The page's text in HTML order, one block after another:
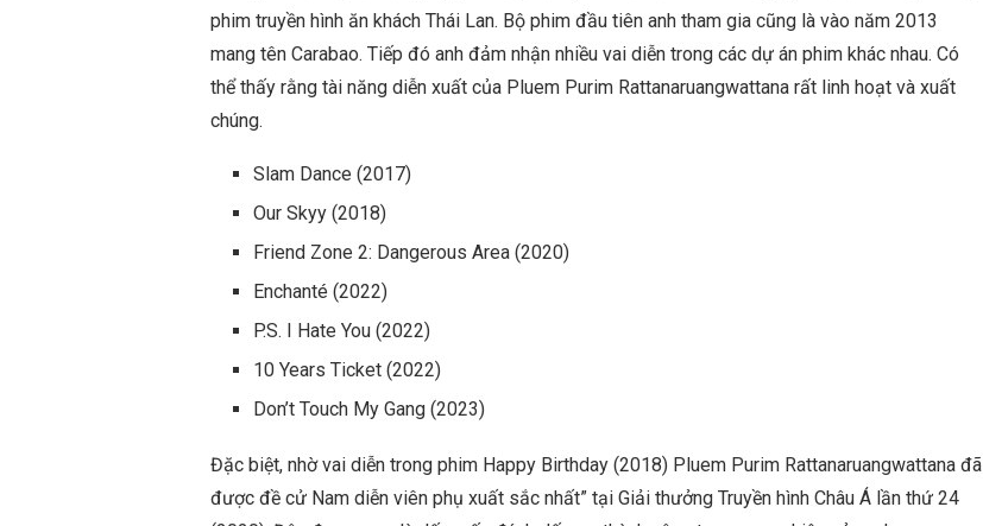
phim truyền hình ăn khách Thái Lan. Bộ phim đầu tiên anh tham gia cũng là vào năm 2013
mang tên Carabao. Tiếp đó anh đảm nhận nhiều vai diễn trong các dự án phim khác nhau. Có
thể thấy rằng tài năng diễn xuất của Pluem Purim Rattanaruangwattana rất linh hoạt và xuất
chúng.
Slam Dance (2017)
Our Skyy (2018)
Friend Zone 2: Dangerous Area (2020)
Enchanté (2022)
P.S. I Hate You (2022)
10 Years Ticket (2022)
Don’t Touch My Gang (2023)
Đặc biệt, nhờ vai diễn trong phim Happy Birthday (2018) Pluem Purim Rattanaruangwattana đã
được đề cử Nam diễn viên phụ xuất sắc nhất” tại Giải thưởng Truyền hình Châu Á lần thứ 24